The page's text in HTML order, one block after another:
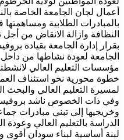
أعمال لجان الجامعة الخاصة
بالمبادرات الطلابية
النظافة وازالة الانقاض من
بقرار إدارة الجامعة بقيادة
الجامعة لعودة نشاطها من
مؤسسات التعليم العالي
خطوة محورية نحو استئناف
لمسيرة التعليم العالي والبحث
وفي ذات الخصوص ناشد
وخريجيها إلى تبني مبادرات
الدراسة بالتعليم العالي
لبنة أساسية لبناء سودان